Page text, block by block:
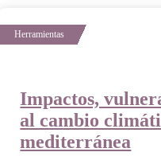
Impactos,
al cambio
mediterránea